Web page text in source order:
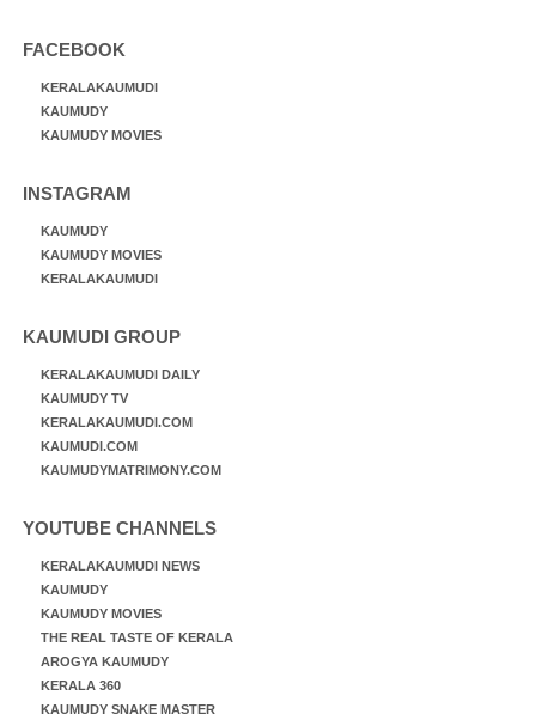
FACEBOOK
KERALAKAUMUDI
KAUMUDY
KAUMUDY MOVIES
INSTAGRAM
KAUMUDY
KAUMUDY MOVIES
KERALAKAUMUDI
KAUMUDI GROUP
KERALAKAUMUDI DAILY
KAUMUDY TV
KERALAKAUMUDI.COM
KAUMUDI.COM
KAUMUDYMATRIMONY.COM
YOUTUBE CHANNELS
KERALAKAUMUDI NEWS
KAUMUDY
KAUMUDY MOVIES
THE REAL TASTE OF KERALA
AROGYA KAUMUDY
KERALA 360
KAUMUDY SNAKE MASTER